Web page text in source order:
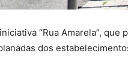
“Rua Amarela”, que
dos